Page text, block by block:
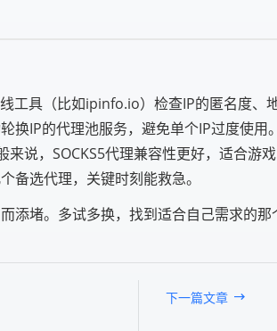
工具（比如ipinfo.io）检查IP的匿名度、
换IP的代理池服务，避免单个IP过度使用。
来说，SOCKS5代理兼容性更好，适合游
备选代理，关键时刻能救急。
堵。多试多换，找到适合自己需求的
下一篇文章